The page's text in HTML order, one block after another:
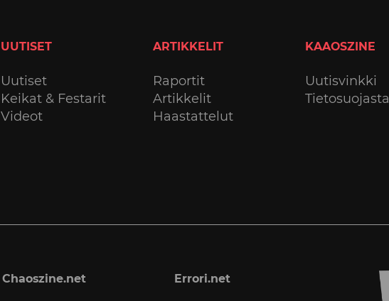
UUTISET
Uutiset
Keikat & Festarit
Videot
ARTIKKELIT
Raportit
Artikkelit
Haastattelut
KAAOSZINE
Uutisvinkki
Tietosuojasta
Chaoszine.net Errori.net